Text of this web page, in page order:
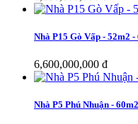
Nhà P15 Gò Vấp - 52m2 -
6,600,000,000 đ
Nhà P5 Phú Nhuận -